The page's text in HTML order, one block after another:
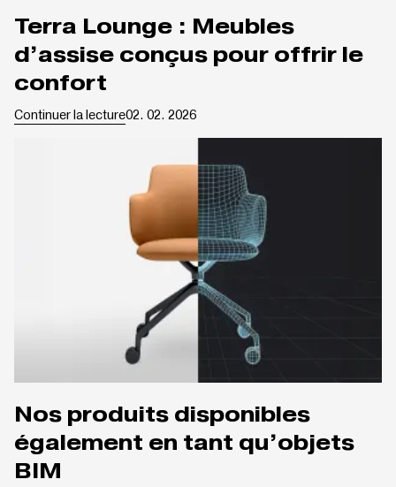
Terra Lounge : Meubles
d’assise conçus pour offrir le
confort
Continuer la lecture02. 02. 2026
Nos produits disponibles
également en tant qu’objets
BIM